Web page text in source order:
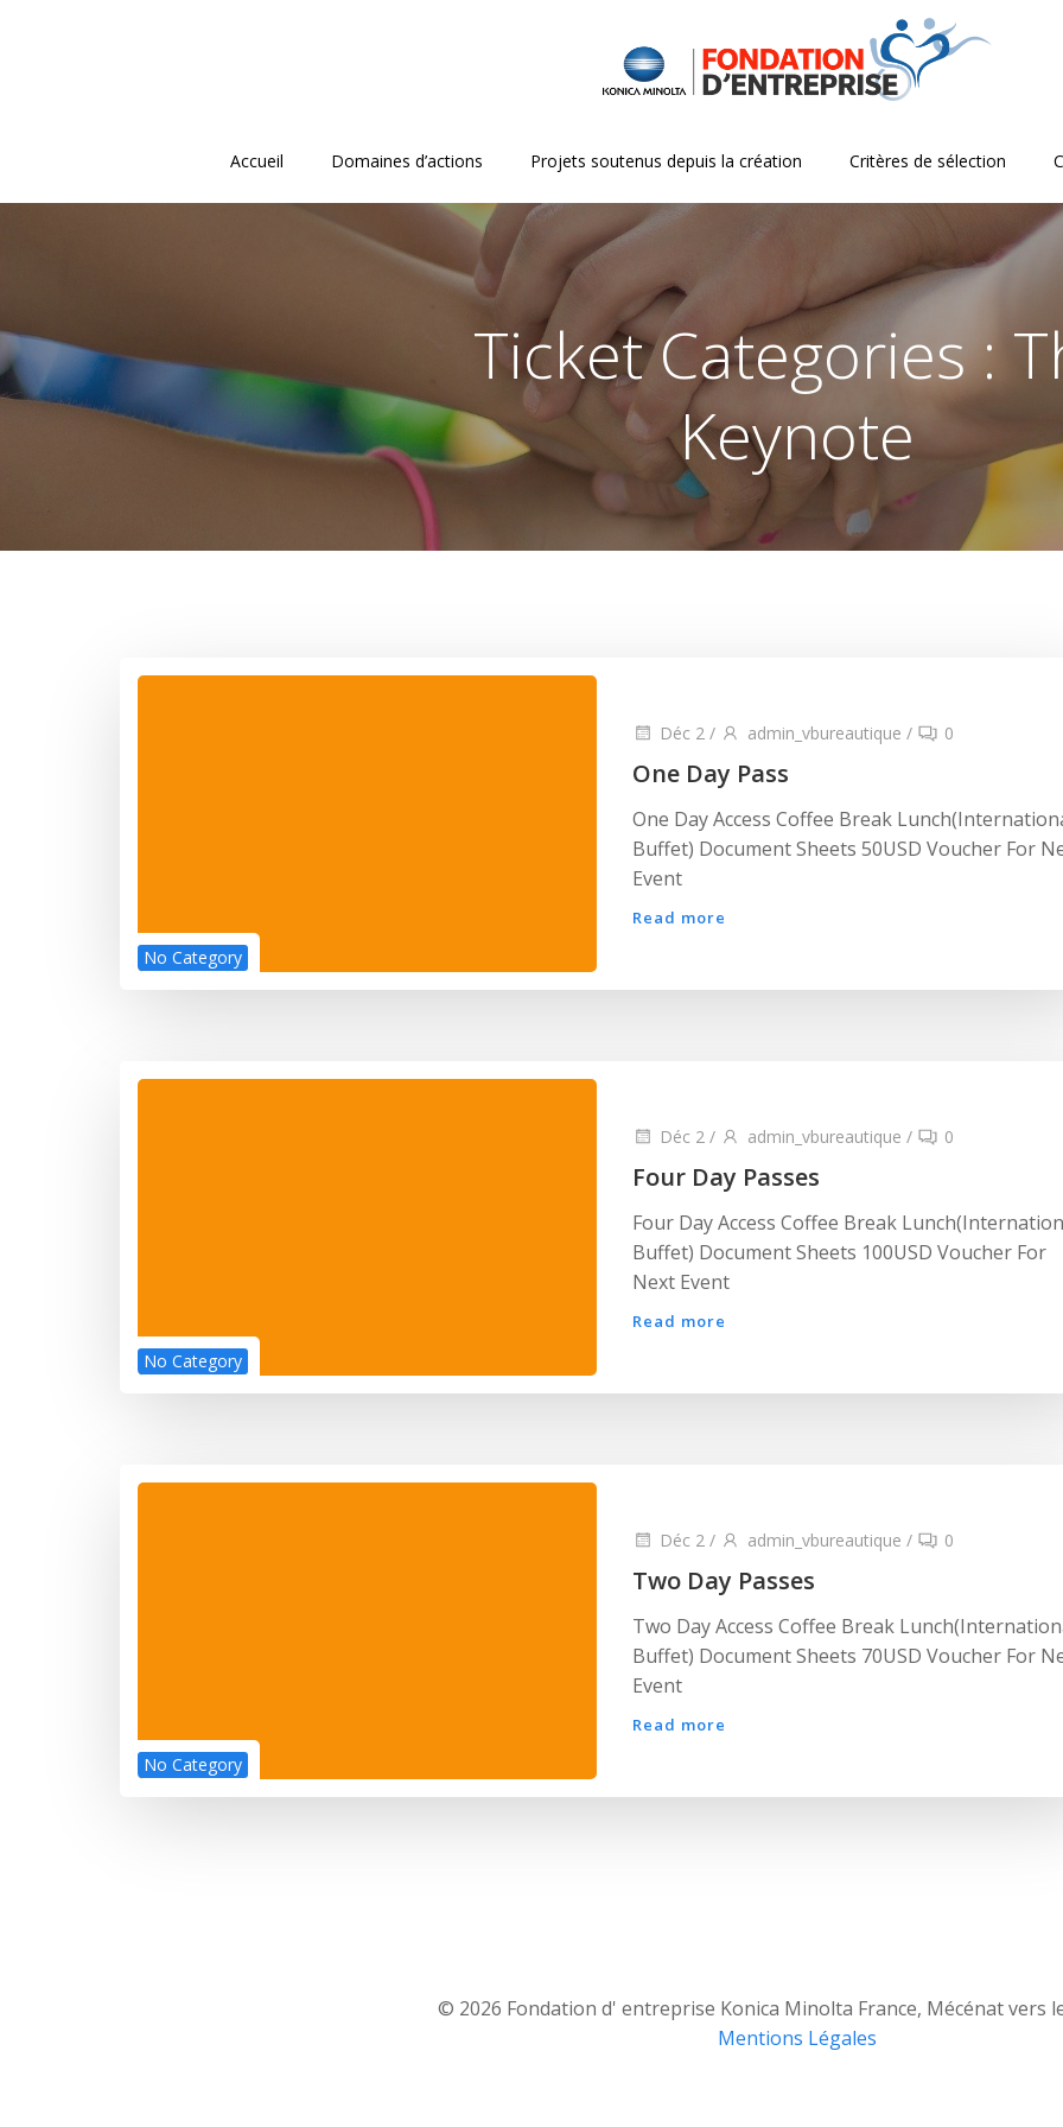
Accueil Domaines d’actions Projets soutenus depuis la création Critères de sélection
Ticket Categories :
Keynote
No Category
Déc 2 / admin_vbureautique / 0
One Day Pass
One Day Access Coffee Break
Buffet) Document Sheets 50USD Voucher For
Event
Read more
No Category
Déc 2 / admin_vbureautique / 0
Four Day Passes
Four Day Access Coffee Break
Buffet) Document Sheets 100USD Voucher For
Next Event
Read more
No Category
Déc 2 / admin_vbureautique / 0
Two Day Passes
Two Day Access Coffee Break
Buffet) Document Sheets 70USD Voucher For
Event
Read more
© 2026 Fondation d' entreprise Konica Minolta France, Mécénat vers
Mentions Légales